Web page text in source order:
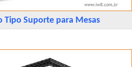
Tipo Suporte para Mesas